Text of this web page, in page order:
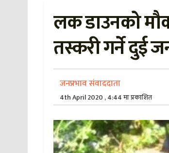
लक डाउनको
तस्करी गर्ने दुई
जनप्रभाव संवाददाता
4th April 2020 , 4:44 मा प्रकाशित